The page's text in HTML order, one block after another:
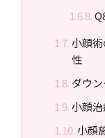
小顔
性
ダウ
小顔
小顔